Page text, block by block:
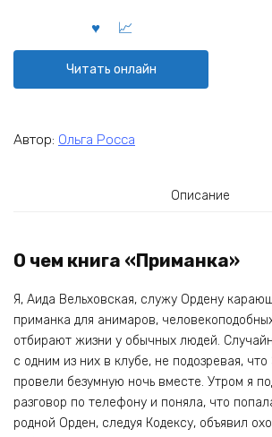
Читать онлайн
Автор: Ольга Росса
Описание
О чем книга «Приманка»
Я, Аида Вельховская, служу Ордену
приманка для анимаров,
отбирают жизни у обычных людей.
с одним из них в клубе, не подозревая,
провели безумную ночь вместе. Утром я
разговор по телефону и поняла, что
родной Орден, следуя Кодексу, объявил